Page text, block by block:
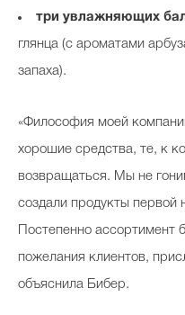
три увлажняющих
глянца (с ароматами
запаха).
«Философия моей
хорошие средства, те, к
возвращаться. Мы не
создали продукты первой
Постепенно ассортимент
пожелания клиентов,
объяснила Бибер.